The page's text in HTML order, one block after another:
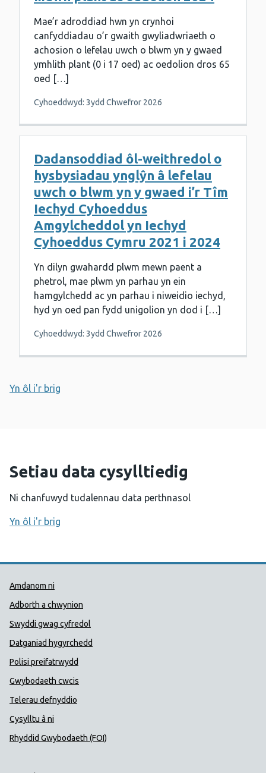
Mae’r adroddiad hwn yn crynhoi
canfyddiadau o’r gwaith gwyliadwriaeth o
achosion o lefelau uwch o blwm yn y gwaed
ymhlith plant (0 i 17 oed) ac oedolion dros 65
oed […]
Cyhoeddwyd: 3ydd Chwefror 2026
Dadansoddiad ôl-weithredol o
hysbysiadau ynglŷn â lefelau
uwch o blwm yn y gwaed i’r Tîm
Iechyd Cyhoeddus
Amgylcheddol yn Iechyd
Cyhoeddus Cymru 2021 i 2024
Yn dilyn gwahardd plwm mewn paent a
phetrol, mae plwm yn parhau yn ein
hamgylchedd ac yn parhau i niweidio iechyd,
hyd yn oed pan fydd unigolion yn dod i […]
Cyhoeddwyd: 3ydd Chwefror 2026
Yn ôl i'r brig
Setiau data cysylltiedig
Ni chanfuwyd tudalennau data perthnasol
Yn ôl i'r brig
Dolenni Cymorth Iechyd
Amdanom ni
Adborth a chwynion
Swyddi gwag cyfredol
Datganiad hygyrchedd
Polisi preifatrwydd
Gwybodaeth cwcis
Telerau defnyddio
Cysylltu â ni
Rhyddid Gwybodaeth (FOI)